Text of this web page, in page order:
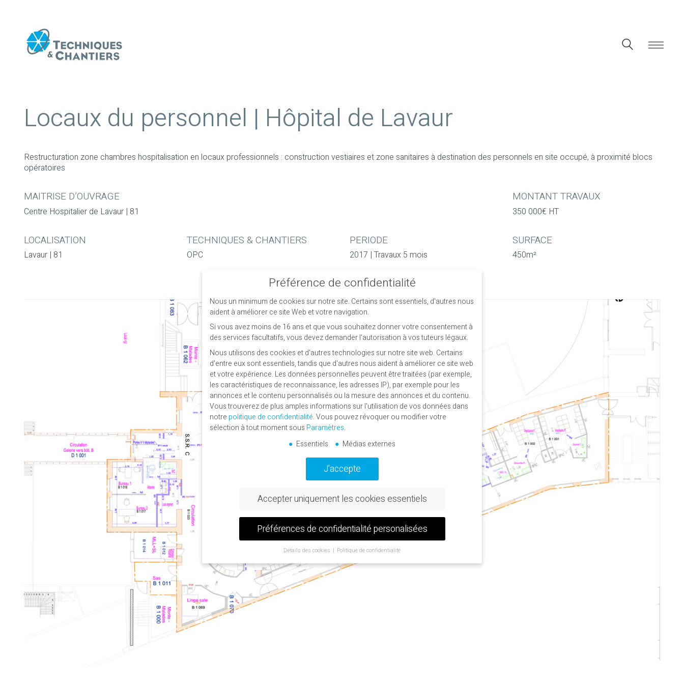
Locaux du personnel | Hôpital de Lavaur
Restructuration zone chambres hospitalisation en locaux professionnels : construction vestiaires et zone sanitaires à destination des personnels en site occupé, à proximité blocs
opératoires
MAITRISE D’OUVRAGE
Centre Hospitalier de Lavaur | 81
LOCALISATION
Lavaur | 81
TECHNIQUES & CHANTIERS
OPC
PERIODE
2017 | Travaux 5 mois
MONTANT TRAVAUX
350 000€ HT
SURFACE
450m²
Préférence de confidentialité
Nous un minimum de cookies sur notre site. Certains sont essentiels, d'autres nous
aident à améliorer ce site Web et votre navigation.
Si vous avez moins de 16 ans et que vous souhaitez donner votre consentement à
des services facultatifs, vous devez demander l'autorisation à vos tuteurs légaux.
Nous utilisons des cookies et d'autres technologies sur notre site web. Certains
d'entre eux sont essentiels, tandis que d'autres nous aident à améliorer ce site web
et votre expérience. Les données personnelles peuvent être traitées (par exemple,
les caractéristiques de reconnaissance, les adresses IP), par exemple pour les
annonces et le contenu personnalisés ou la mesure des annonces et du contenu.
Vous trouverez de plus amples informations sur l'utilisation de vos données dans
notre politique de confidentialité.Vous pouvez révoquer ou modifier votre
sélection à tout moment sous Paramètres.
Essentiels
Médias externes
J'accepte
Accepter uniquement les cookies essentiels
Préférences de confidentialité personalisées
Détails des cookies Politique de confidentialité
Préférence de confidentialité
Si vous avez moins de 16 ans et que vous souhaitez donner votre consentement à
des services facultatifs, vous devez demander l'autorisation à vos tuteurs légaux.
Nous utilisons des cookies et d'autres technologies sur notre site web. Certains
d'entre eux sont essentiels, tandis que d'autres nous aident à améliorer ce site web